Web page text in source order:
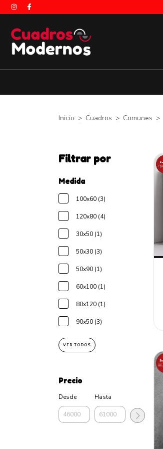
Inicio > Cuadros > Comunes >
Filtrar por
Medida
100x60 (3)
120x80 (4)
30x50 (1)
50x30 (3)
50x90 (1)
60x100 (1)
80x120 (1)
90x50 (3)
VER TODOS
Precio
Desde Hasta